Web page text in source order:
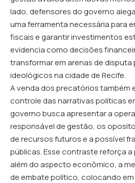
lado, defensores do governo
uma ferramenta necessária para
fiscais e garantir investimentos
evidencia como decisões
transformar em arenas de
ideológicos na cidade de Recife.
A venda dos precatórios também
controle das narrativas políticas
governo busca apresentar a
responsável de gestão, os
de recursos futuros e a possível
públicas. Esse contraste reforça
além do aspecto econômico, a
de embate político, colocando em